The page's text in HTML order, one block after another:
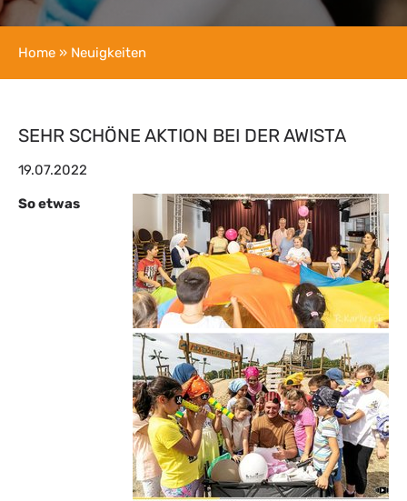
Home » Neuigkeiten
SEHR SCHÖNE AKTION BEI DER AWISTA
19.07.2022
So etwas